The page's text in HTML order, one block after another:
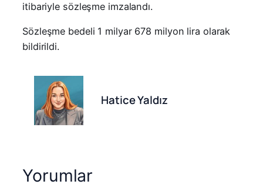
itibariyle sözleşme imzalandı.
Sözleşme bedeli 1 milyar 678 milyon lira olarak
bildirildi.
Hatice Yaldız
Yorumlar